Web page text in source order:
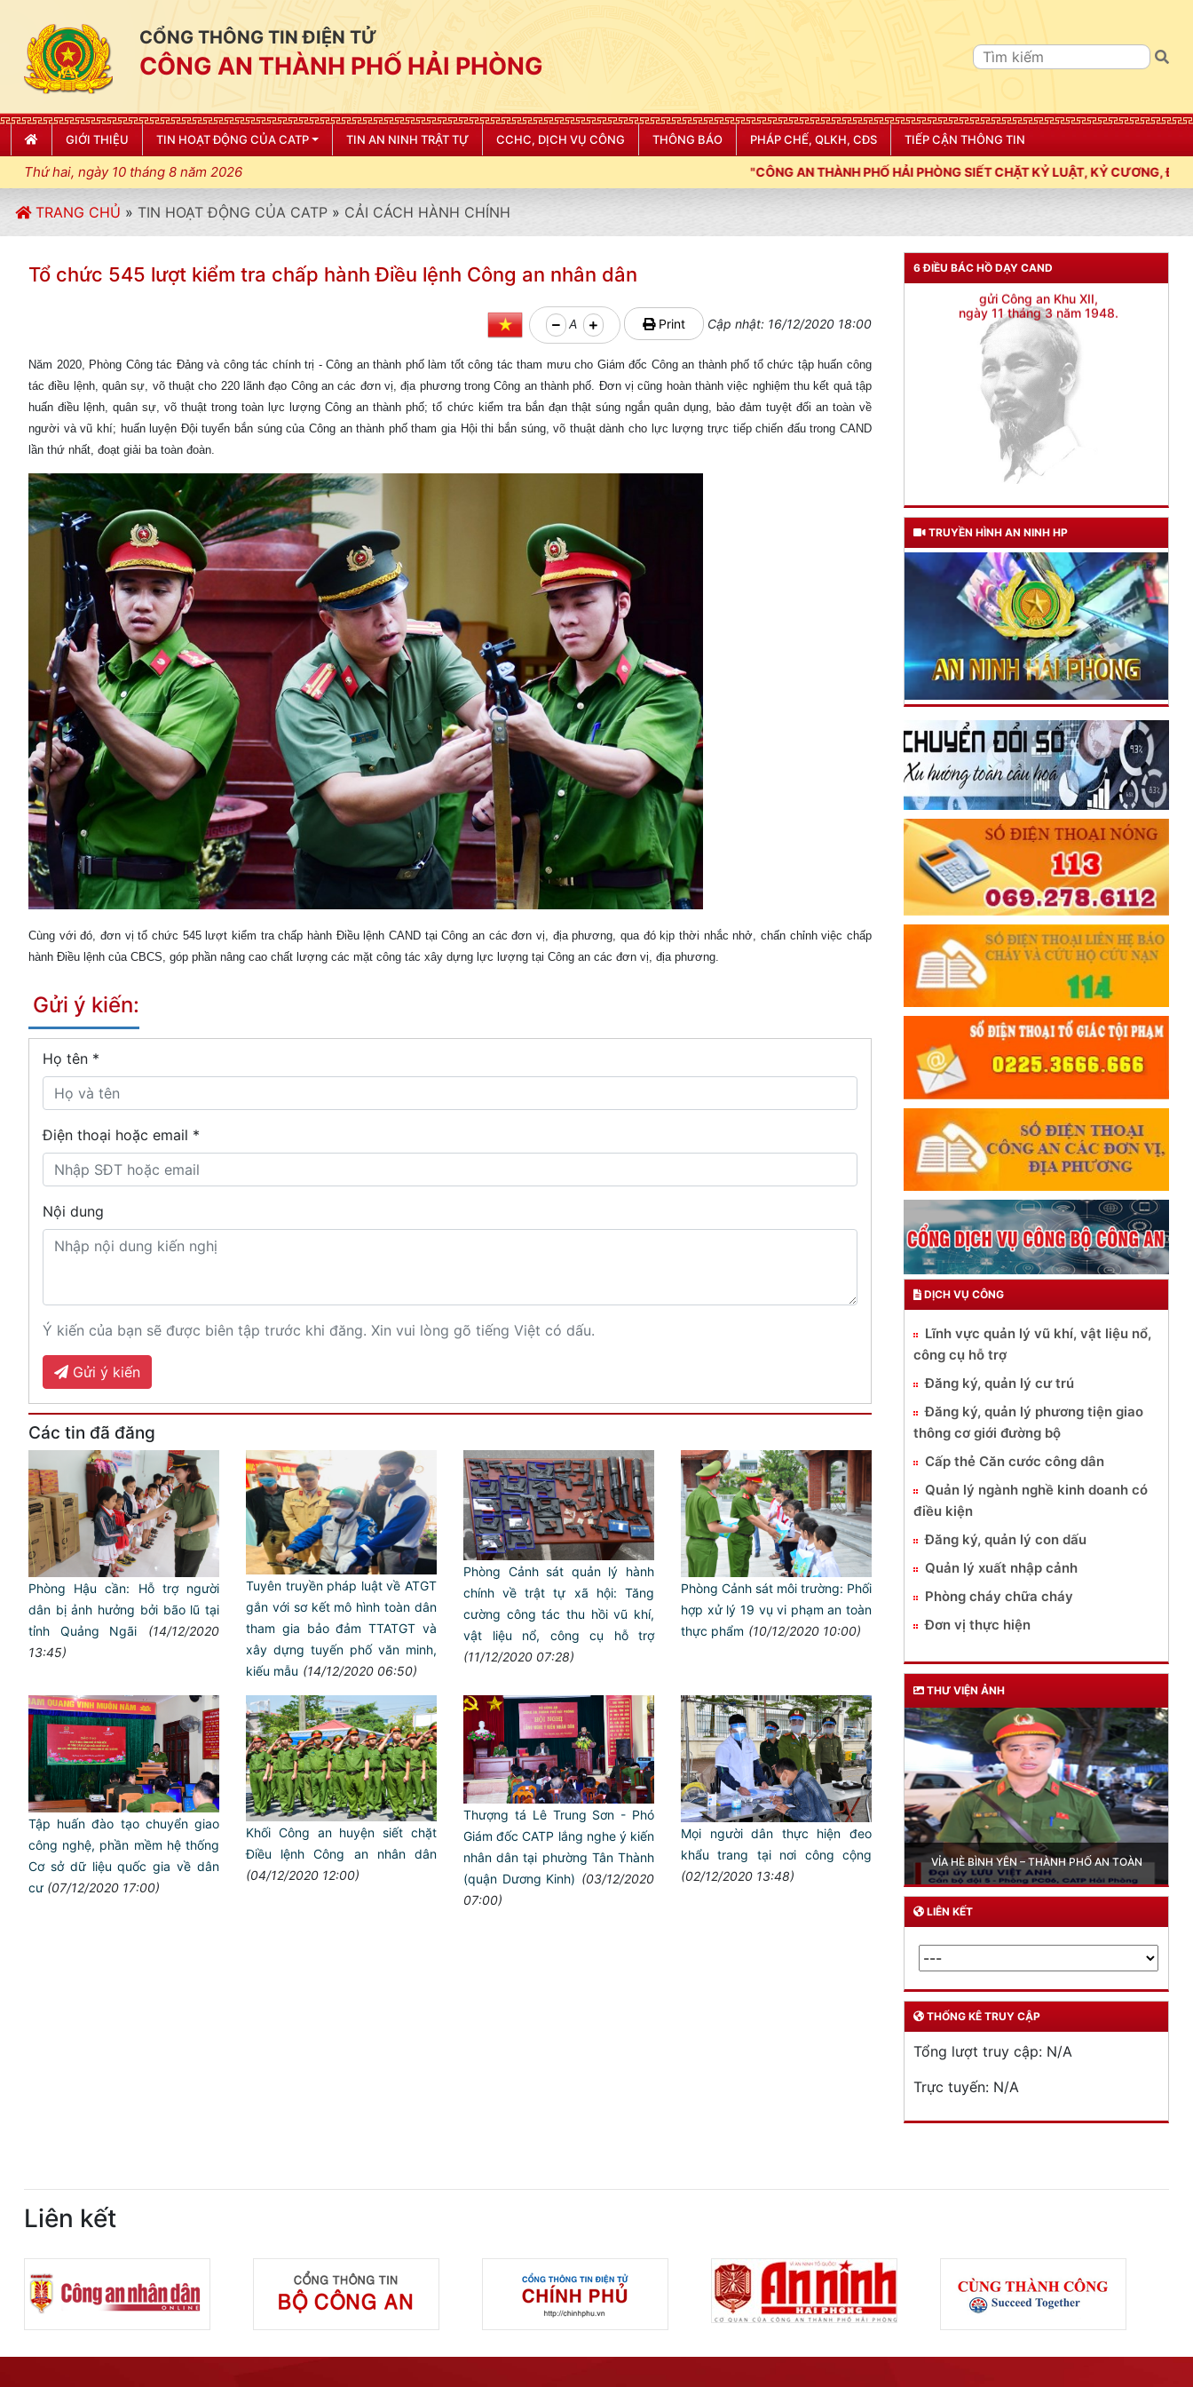
CỔNG THÔNG TIN ĐIỆN TỬ
CÔNG AN THÀNH PHỐ HẢI PHÒNG
GIỚI THIỆU TIN HOẠT ĐỘNG CỦA CATP TIN AN NINH TRẬT TỰ CCHC, DỊCH VỤ CÔNG THÔNG BÁO PHÁP CHẾ, QLKH, CĐS TIẾP CẬN THÔNG TIN
Thứ hai, ngày 10 tháng 8 năm 2026 "CÔNG AN THÀNH PHỐ HẢI PHÒNG SIẾT CHẶT KỶ LUẬT, KỶ CƯƠNG, ĐIỀU LỆNH; XÂY DỰNG
TRANG CHỦ » TIN HOẠT ĐỘNG CỦA CATP » CẢI CÁCH HÀNH CHÍNH
Tổ chức 545 lượt kiểm tra chấp hành Điều lệnh Công an nhân dân
A Print Cập nhật: 16/12/2020 18:00
Năm 2020, Phòng Công tác Đảng và công tác chính trị - Công an thành phố làm tốt công tác tham mưu cho Giám đốc Công an thành phố tổ chức tập huấn công
tác điều lệnh, quân sự, võ thuật cho 220 lãnh đạo Công an các đơn vị, địa phương trong Công an thành phố. Đơn vị cũng hoàn thành việc nghiệm thu kết quả tập
huấn điều lệnh, quân sự, võ thuật trong toàn lực lượng Công an thành phố; tổ chức kiểm tra bắn đạn thật súng ngắn quân dụng, bảo đảm tuyệt đối an toàn về
người và vũ khí; huấn luyện Đội tuyển bắn súng của Công an thành phố tham gia Hội thi bắn súng, võ thuật dành cho lực lượng trực tiếp chiến đấu trong CAND
lần thứ nhất, đoạt giải ba toàn đoàn.
Cùng với đó, đơn vị tổ chức 545 lượt kiểm tra chấp hành Điều lệnh CAND tại Công an các đơn vị, địa phương, qua đó kịp thời nhắc nhở, chấn chỉnh việc chấp
hành Điều lệnh của CBCS, góp phần nâng cao chất lượng các mặt công tác xây dựng lực lượng tại Công an các đơn vị, địa phương.
Gửi ý kiến:
Họ tên *
Điện thoại hoặc email *
Nội dung
Ý kiến của bạn sẽ được biên tập trước khi đăng. Xin vui lòng gõ tiếng Việt có dấu.
Gửi ý kiến
Các tin đã đăng
Phòng Hậu cần: Hỗ trợ người
dân bị ảnh hưởng bởi bão lũ tại
tỉnh Quảng Ngãi
(14/12/2020
13:45)
Tuyên truyền pháp luật về ATGT
gắn với sơ kết mô hình toàn dân
tham gia bảo đảm TTATGT và
xây dựng tuyến phố văn minh,
kiếu mẫu (14/12/2020 06:50)
Phòng Cảnh sát quản lý hành
chính về trật tự xã hội: Tăng
cường công tác thu hồi vũ khí,
vật liệu nổ, công cụ hỗ trợ
(11/12/2020 07:28)
Phòng Cảnh sát môi trường: Phối
hợp xử lý 19 vụ vi phạm an toàn
thực phẩm (10/12/2020 10:00)
Tập huấn đào tạo chuyển giao
công nghệ, phần mềm hệ thống
Cơ sở dữ liệu quốc gia về dân
cư (07/12/2020 17:00)
Khối Công an huyện siết chặt
Điều lệnh Công an nhân dân
(04/12/2020 12:00)
Thượng tá Lê Trung Sơn - Phó
Giám đốc CATP lắng nghe ý kiến
nhân dân tại phường Tân Thành
(quận Dương Kinh) (03/12/2020
07:00)
Mọi người dân thực hiện đeo
khẩu trang tại nơi công cộng
(02/12/2020 13:48)
6 ĐIỀU BÁC HỒ DẠY CAND
TƯ CÁCH
NGƯỜI CÔNG AN CÁCH MỆNH LÀ:
Đối với tự mình, phải
CẦN, KIỆM, LIÊM, CHÍNH
Đối với đồng sự, phải
THÂN ÁI GIÚP ĐỠ
Đối với chính phủ, phải
TUYỆT ĐỐI TRUNG THÀNH
Đối với nhân dân, phải
KÍNH TRỌNG LỄ PHÉP
Đối với công việc, phải
TẬN TỤY
Đối với địch, phải
CƯƠNG QUYẾT, KHÔN KHÉO
Trích thư Chủ tịch Hồ Chí Minh
gửi Công an Khu XII,
ngày 11 tháng 3 năm 1948.
TRUYỀN HÌNH AN NINH HP
DỊCH VỤ CÔNG
Lĩnh vực quản lý vũ khí, vật liệu nổ,
công cụ hỗ trợ
Đăng ký, quản lý cư trú
Đăng ký, quản lý phương tiện giao
thông cơ giới đường bộ
Cấp thẻ Căn cước công dân
Quản lý ngành nghề kinh doanh có
điều kiện
Đăng ký, quản lý con dấu
Quản lý xuất nhập cảnh
Phòng cháy chữa cháy
Đơn vị thực hiện
THƯ VIỆN ẢNH
VỈA HÈ BÌNH YÊN – THÀNH PHỐ AN TOÀN
Trailer chung kết Hội thi lực lượng tham gia bảo vệ
ANTT ở cơ sở giỏi toàn quốc lần thứ I, năm 2026
LIÊN KẾT
THỐNG KÊ TRUY CẬP
Tổng lượt truy cập: N/A
Trực tuyến: N/A
Liên kết